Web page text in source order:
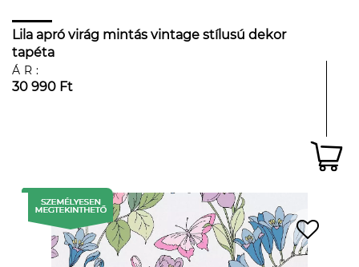
Lila apró virág mintás vintage stílusú dekor
tapéta
ÁR:
30 990 Ft